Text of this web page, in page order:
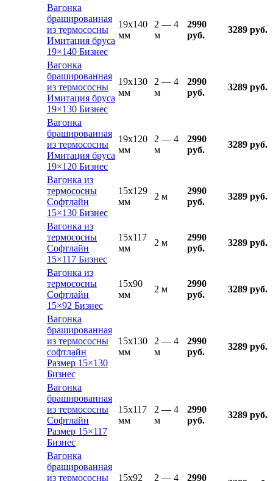
Вагонка
брашированная
из термососны
Имитация бруса
19×140 Бизнес
19x140
мм
2 — 4
м
2990
руб.
3289 руб.
Вагонка
брашированная
из термососны
Имитация бруса
19×130 Бизнес
19x130
мм
2 — 4
м
2990
руб.
3289 руб.
Вагонка
брашированная
из термососны
Имитация бруса
19×120 Бизнес
19x120
мм
2 — 4
м
2990
руб.
3289 руб.
Вагонка из
термососны
Софтлайн
15×130 Бизнес
15x129
мм
2 м
2990
руб.
3289 руб.
Вагонка из
термососны
Софтлайн
15×117 Бизнес
15x117
мм
2 м
2990
руб.
3289 руб.
Вагонка из
термососны
Софтлайн
15×92 Бизнес
15x90
мм
2 м
2990
руб.
3289 руб.
Вагонка
брашированная
из термососны
софтлайн
Размер 15×130
Бизнес
15x130
мм
2 — 4
м
2990
руб.
3289 руб.
Вагонка
брашированная
из термососны
Софтлайн
Размер 15×117
Бизнес
15x117
мм
2 — 4
м
2990
руб.
3289 руб.
Вагонка
брашированная
из термососны
15x92 2 — 4 2990